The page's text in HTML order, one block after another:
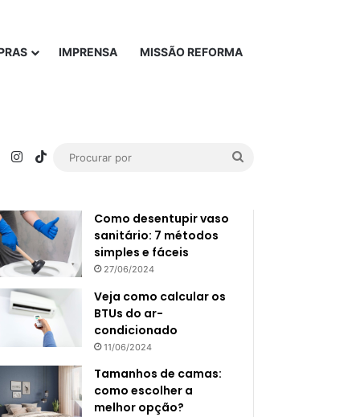
IMPRENSA MISSÃO REFORMA
Instagram
TikTok
Popular
Como desentupir vaso
sanitário: 7 métodos
simples e fáceis
27/06/2024
Veja como calcular os
BTUs do ar-
condicionado
11/06/2024
Tamanhos de camas:
como escolher a
melhor opção?